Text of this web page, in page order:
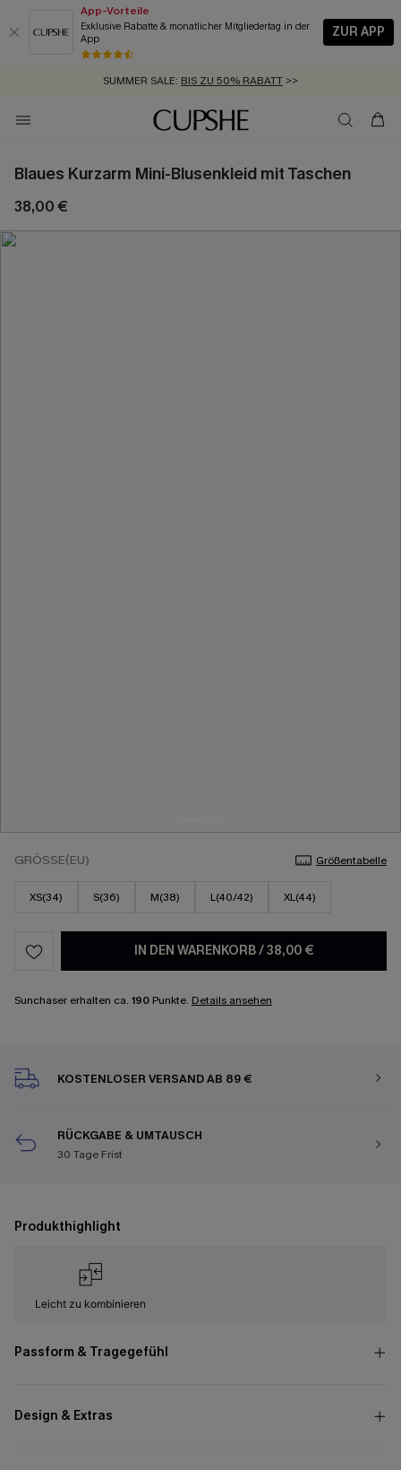
App-Vorteile
Exklusive Rabatte & monatlicher Mitgliedertag in der
App
ZUR APP
GRATIS MASSBAND MIT JEDEM SCHNELLVERSAND-ARTIKEL >>
SUMMER SALE: BIS ZU 50% RABATT >>
ZUM NEWSLETTER:BIS ZU -20% EXTRA ERHALTEN
KOSTENLOSER VERSAND AB 89 €
Blaues Kurzarm Mini-Blusenkleid mit Taschen
38,00 €
GRÖSSE(EU) Größentabelle
XS(34) S(36) M(38) L(40/42) XL(44)
IN DEN WARENKORB/38,00 €
Sunchaser erhalten ca. 190 Punkte. Details ansehen
KOSTENLOSER VERSAND AB 89 €
RÜCKGABE & UMTAUSCH
30 Tage Frist
Produkthighlight
Leicht zu kombinieren
Passform & Tragegefühl
Design & Extras